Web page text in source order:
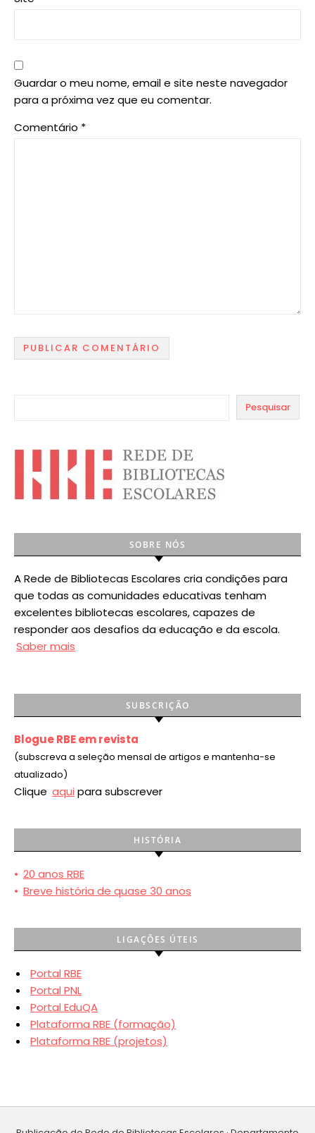
Guardar o meu nome, email e site neste navegador
para a próxima vez que eu comentar.
Comentário *
Pesquisar
SOBRE NÓS
A Rede de Bibliotecas Escolares cria condições para
que todas as comunidades educativas tenham
excelentes bibliotecas escolares, capazes de
responder aos desafios da educação e da escola.
Saber mais
SUBSCRIÇÃO
Blogue RBE em revista
(subscreva a seleção mensal de artigos e mantenha-se
atualizado)
Clique aqui para subscrever
HISTÓRIA
• 20 anos RBE
• Breve história de quase 30 anos
LIGAÇÕES ÚTEIS
Portal RBE
Portal PNL
Portal EduQA
Plataforma RBE (formação)
Plataforma RBE (projetos)